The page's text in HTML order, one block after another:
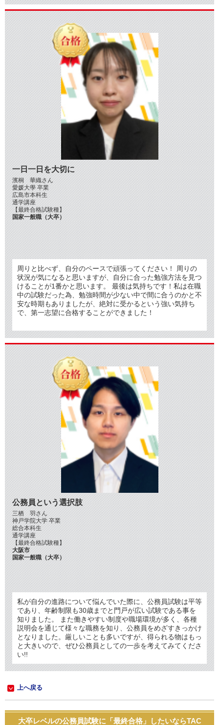
一日一日を大切に
濱桐 華織さん
愛媛大學 卒業
広島市本科生
通学講座
【最終合格試験種】
国家一般職（大卒）
周りと比べず、自分のペースで頑張ってください！ 周りの
状況が気になると思いますが、自分に合った勉強方法を見つ
けることが1番かと思います。 最後は気持ちです！私は在職
中の試験だった為、勉強時間が少ない中で間に合うのかと不
安な時期もありましたが、絶対に受かるという強い気持ち
で、第一志望に合格することができました！
公務員という選択肢
三栖 羽さん
神戸学院大学 卒業
総合本科生
通学講座
【最終合格試験種】
大阪市
国家一般職（大卒）
私が自分の進路について悩んでいた際に、公務員試験は平等
であり、年齢制限も30歳までと門戸が広い試験である事を
知りました。 また働きやすい制度や職場環境が多く、各種
説明会を通じて様々な職務を知り、公務員をめざすきっかけ
となりました。厳しいことも多いですが、得られる物はもっ
と大きいので、ぜひ公務員としての一歩を考えてみてくださ
い!!
上へ戻る
大卒レベルの公務員試験に「最終合格」したいならTAC